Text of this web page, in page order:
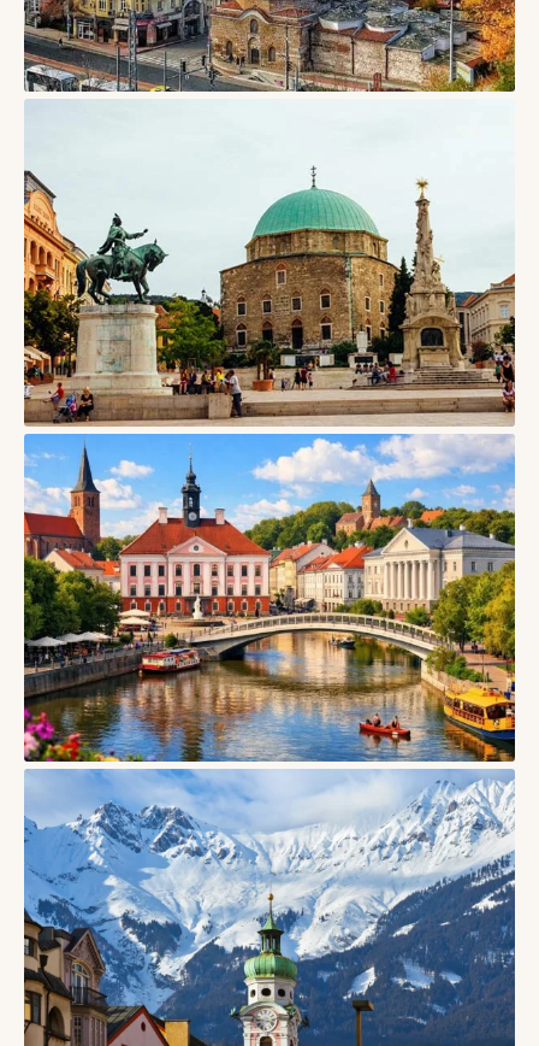
Пловдив, Болгарія — старе місто римського театру,
пагорбів і творчого кварталу Капана
08/08/2026
СТАТТІ
Печ, Угорщина — місто ранньохристиянських гробниць,
кераміки Жолнаї та південного ритму
07/08/2026
Тарту, Естонія — університетське місто дерев’яних
кварталів і творчого спокою
06/08/2026